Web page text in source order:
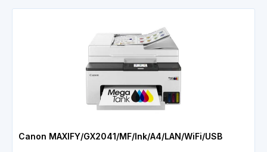
Canon MAXIFY/GX2041/MF/Ink/A4/LAN/WiFi/USB